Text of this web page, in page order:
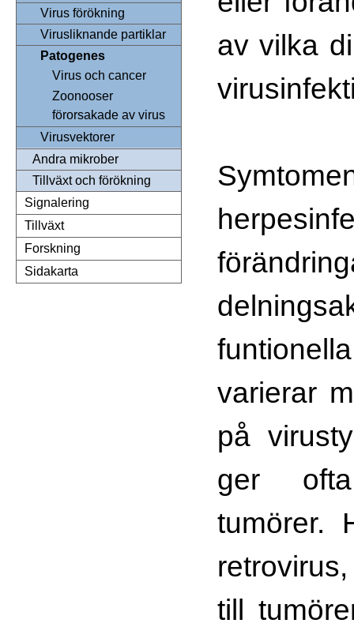
Virus förökning
Virusliknande partiklar
Patogenes
Virus och cancer
Zoonooser
förorsakade av virus
Virusvektorer
Andra mikrober
Tillväxt och förökning
Signalering
Tillväxt
Forskning
Sidakarta
av vilka
varierar
på
ger
tumörer.
till